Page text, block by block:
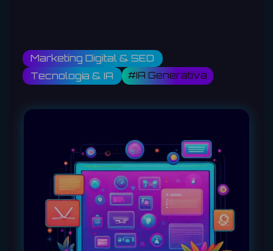
Marketing Digital & SEO
Tecnologia & IA
#IA Generativa